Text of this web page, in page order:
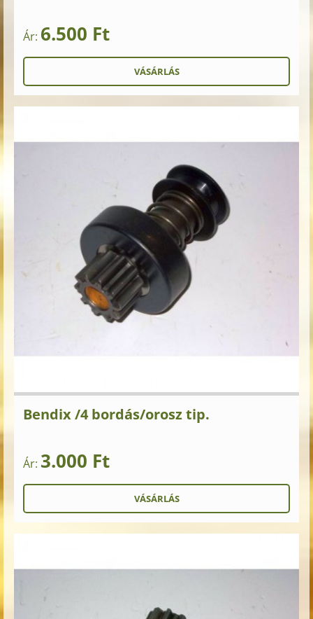
Ár: 6.500 Ft
Bendix /4 bordás/orosz tip.
Ár: 3.000 Ft